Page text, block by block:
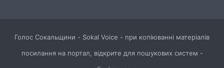
Голос Сокальщини - Sokal Voice - при копіюванні матеріалів
посилання на портал, відкрите для пошукових систем -